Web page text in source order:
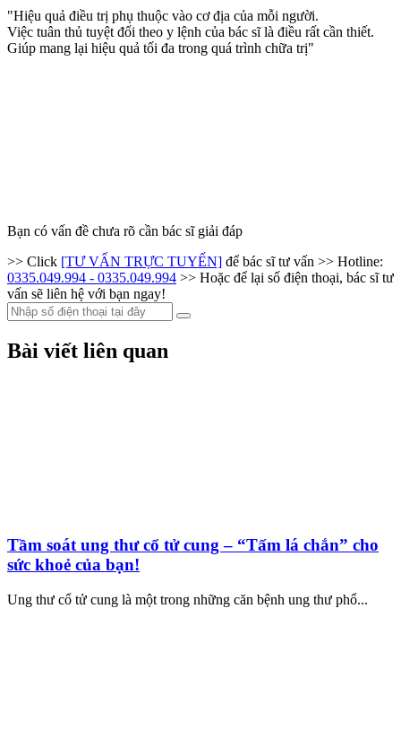
"Hiệu quả điều trị phụ thuộc vào cơ địa của mỗi người.
Việc tuân thủ tuyệt đối theo y lệnh của bác sĩ là điều rất cần thiết.
Giúp mang lại hiệu quả tối đa trong quá trình chữa trị"
Bạn có vấn đề chưa rõ cần bác sĩ giải đáp
>> Click [TƯ VẤN TRỰC TUYẾN] để bác sĩ tư vấn >> Hotline:
0335.049.994 - 0335.049.994 >> Hoặc để lại số điện thoại, bác sĩ tư
vấn sẽ liên hệ với bạn ngay!
Bài viết liên quan
Tầm soát ung thư cổ tử cung – “Tấm lá chắn” cho
sức khoẻ của bạn!
Ung thư cổ tử cung là một trong những căn bệnh ung thư phổ...